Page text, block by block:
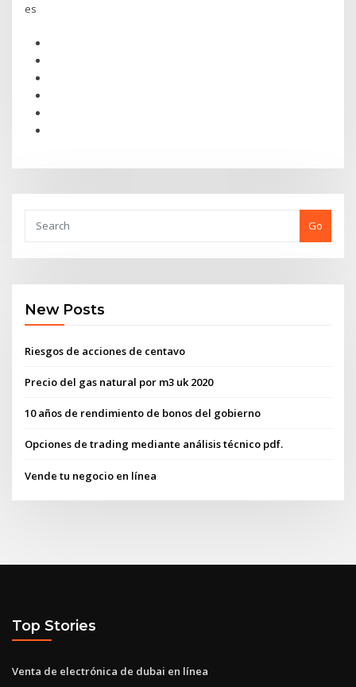
es
Go
New Posts
Riesgos de acciones de centavo
Precio del gas natural por m3 uk 2020
10 años de rendimiento de bonos del gobierno
Opciones de trading mediante análisis técnico pdf.
Vende tu negocio en línea
Top Stories
Venta de electrónica de dubai en línea